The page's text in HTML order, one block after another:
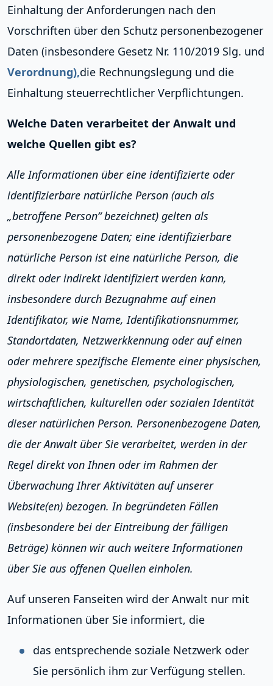
Einhaltung der Anforderungen nach den
Vorschriften über den Schutz personenbezogener
Daten (insbesondere Gesetz Nr. 110/2019 Slg. und
Verordnung),die Rechnungslegung und die
Einhaltung steuerrechtlicher Verpflichtungen.
Welche Daten verarbeitet der Anwalt und
welche Quellen gibt es?
Alle Informationen über eine identifizierte oder
identifizierbare natürliche Person (auch als
„betroffene Person“ bezeichnet) gelten als
personenbezogene Daten; eine identifizierbare
natürliche Person ist eine natürliche Person, die
direkt oder indirekt identifiziert werden kann,
insbesondere durch Bezugnahme auf einen
Identifikator, wie Name, Identifikationsnummer,
Standortdaten, Netzwerkkennung oder auf einen
oder mehrere spezifische Elemente einer physischen,
physiologischen, genetischen, psychologischen,
wirtschaftlichen, kulturellen oder sozialen Identität
dieser natürlichen Person. Personenbezogene Daten,
die der Anwalt über Sie verarbeitet, werden in der
Regel direkt von Ihnen oder im Rahmen der
Überwachung Ihrer Aktivitäten auf unserer
Website(en) bezogen. In begründeten Fällen
(insbesondere bei der Eintreibung der fälligen
Beträge) können wir auch weitere Informationen
über Sie aus offenen Quellen einholen.
Auf unseren Fanseiten wird der Anwalt nur mit
Informationen über Sie informiert, die
das entsprechende soziale Netzwerk oder
Sie persönlich ihm zur Verfügung stellen.